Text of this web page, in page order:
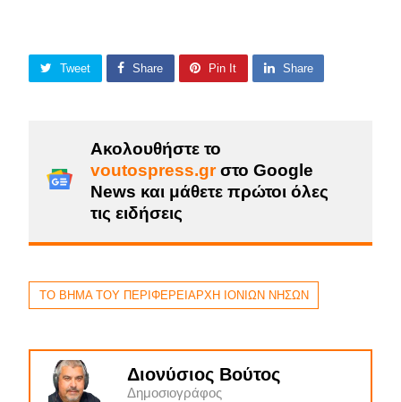
Tweet Share Pin It Share
Ακολουθήστε το
voutospress.grστο Google
News και μάθετε πρώτοι όλες
τις ειδήσεις
ΤΟ ΒΗΜΑ ΤΟΥ ΠΕΡΙΦΕΡΕΙΑΡΧΗ ΙΟΝΙΩΝ ΝΗΣΩΝ
Διονύσιος Βούτος
Δημοσιογράφος